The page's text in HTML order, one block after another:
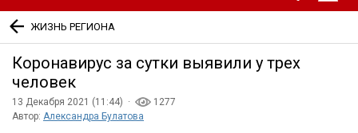
ЖИЗНЬ РЕГИОНА
Коронавирус за сутки выявили у трех
человек
13 Декабря 2021 (11:44) ·
1277
Автор: Александра Булатова